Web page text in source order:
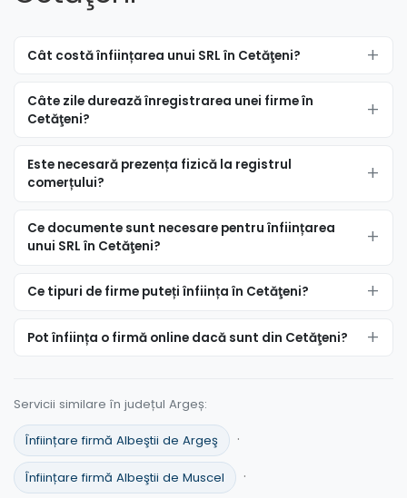
Cât costă înființarea unui SRL în Cetăţeni?
Câte zile durează înregistrarea unei firme în
Cetăţeni?
Este necesară prezența fizică la registrul
comerțului?
Ce documente sunt necesare pentru înființarea
unui SRL în Cetăţeni?
Ce tipuri de firme puteți înființa în Cetăţeni?
Pot înființa o firmă online dacă sunt din Cetăţeni?
Servicii similare în județul Argeș:
Înființare firmă Albeştii de Argeş ·
Înființare firmă Albeştii de Muscel ·